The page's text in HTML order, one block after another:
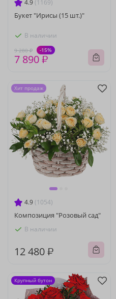
4.9 (1169)
Букет "Ирисы (15 шт.)"
В наличии
9 280 ₽ -15%
7 890 ₽
4.9 (1054)
Композиция "Розовый сад"
В наличии
12 480 ₽
Хит продаж
Крупный бутон